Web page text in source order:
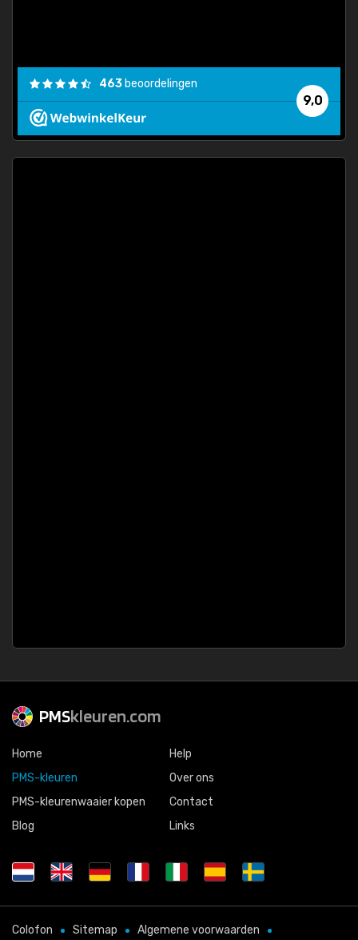
9,0
463 beoordelingen
PMSkleuren.com
Home
PMS-kleuren
PMS-kleurenwaaier kopen
Blog
Help
Over ons
Contact
Links
Colofon Sitemap Algemene voorwaarden